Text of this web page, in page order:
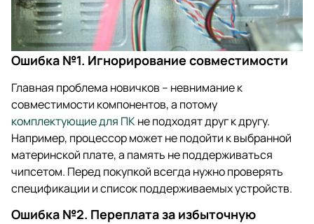
Ошибка №1. Игнорирование совместимости
Главная проблема новичков – невнимание к
совместимости компонентов, а потому
комплектующие для ПКне подходят друг к другу.
Например, процессор может не подойти к выбранной
материнской плате, а память не поддерживаться
чипсетом. Перед покупкой всегда нужно проверять
спецификации и список поддерживаемых устройств.
Ошибка №2. Переплата за избыточную